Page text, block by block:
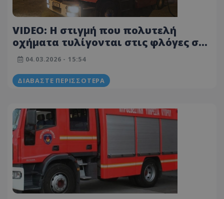
VIDEO: Η στιγμή που πολυτελή
οχήματα τυλίγονται στις φλόγες σε
dealership στη Λεμεσό
04.03.2026 - 15:54
ΔΙΑΒΆΣΤΕ ΠΕΡΙΣΣΌΤΕΡΑ